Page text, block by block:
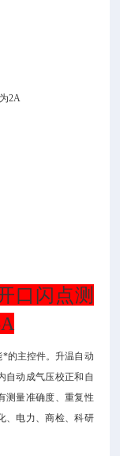
2A
口闪点测
的主控件。升温自动
自动成气压校正和自
测量准确度、重复性
、电力、商检、科研